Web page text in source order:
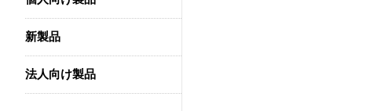
新製品
法人向け製品